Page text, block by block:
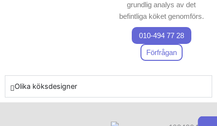
grundlig analys av det
befintliga köket genomförs.
När de aktuella stommarna
granskats, avgör vårt team
av professionella
hantverkare vad som bör
justeras eller ersättas.
planering för att säkerställa
plan och att alla aspekter av
010-494 77 28
Förfrågan
Olika köksdesigner